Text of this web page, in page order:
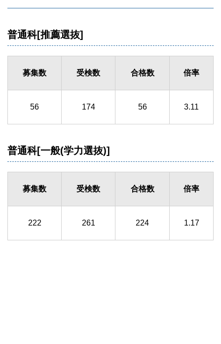
普通科[推薦選抜]
募集数 受検数 合格数 倍率
56 174 56 3.11
普通科[一般(学力選抜)]
募集数 受検数 合格数 倍率
222 261 224 1.17